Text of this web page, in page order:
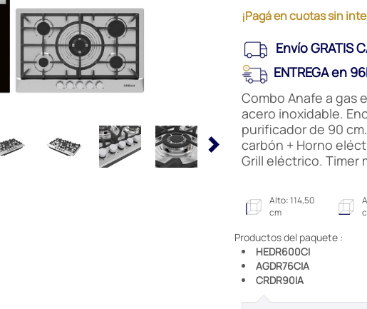
¡Pagá en cuotas sin
Envío GRATIS
ENTREGA en
Combo Anafe a gas
acero inoxidable.
purificador de 90
carbón + Horno
Grill eléctrico. Timer
Alto: 114,50
cm
Productos del paquete :
HEDR600CI
AGDR76CIA
CRDR90IA